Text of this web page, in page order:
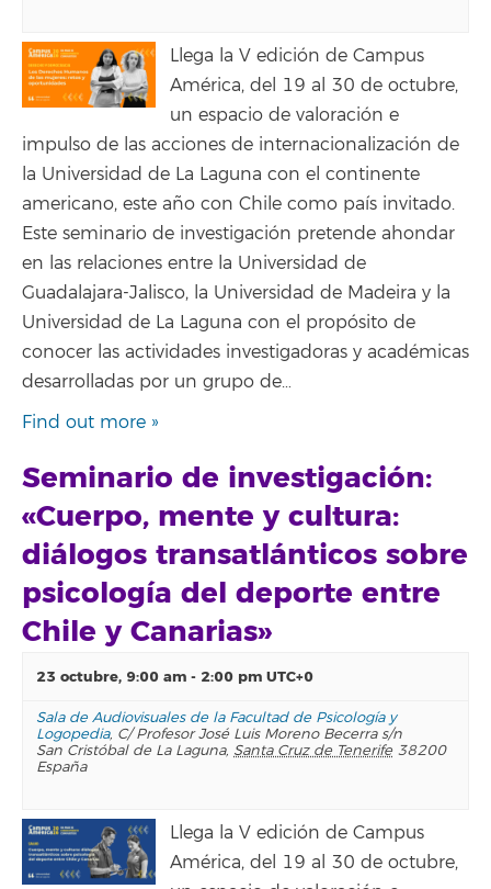
Llega la V edición de Campus
América, del 19 al 30 de octubre,
un espacio de valoración e
impulso de las acciones de internacionalización de
la Universidad de La Laguna con el continente
americano, este año con Chile como país invitado.
Este seminario de investigación pretende ahondar
en las relaciones entre la Universidad de
Guadalajara-Jalisco, la Universidad de Madeira y la
Universidad de La Laguna con el propósito de
conocer las actividades investigadoras y académicas
desarrolladas por un grupo de…
Find out more »
Seminario de investigación:
«Cuerpo, mente y cultura:
diálogos transatlánticos sobre
psicología del deporte entre
Chile y Canarias»
23 octubre, 9:00 am - 2:00 pm UTC+0
Sala de Audiovisuales de la Facultad de Psicología y
Logopedia, C/ Profesor José Luis Moreno Becerra s/n
San Cristóbal de La Laguna, Santa Cruz de Tenerife 38200
España
Llega la V edición de Campus
América, del 19 al 30 de octubre,